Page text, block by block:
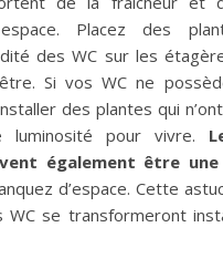
Placez des
des WC sur les
Si vos WC ne
des plantes qui
luminosité pour vivre.
également être
d’espace. Cette
WC se transformeront